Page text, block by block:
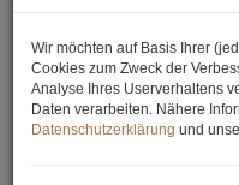
Der Traum vom Haus am
Besonders für
einzigartige Immobilie
Umgebung. Das 1989
der erstklassigen und
Wir möchten auf Basis Ihrer
Cookies zum Zweck der
Analyse Ihres Userverhaltens
Daten verarbeiten. Nähere
Datenschutzerklärung und